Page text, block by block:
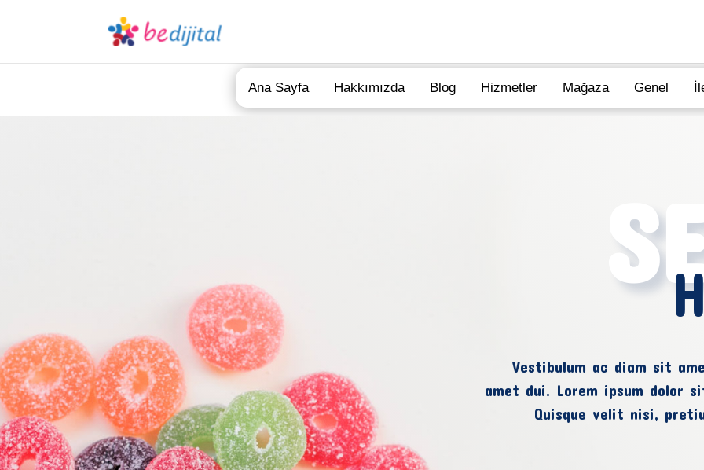
Ana Sayfa Hakkımızda Blog Hizmetler Mağaza Genel
Vestibulum ac diam sit
amet dui. Lorem ipsum dolor
Quisque velit nisi,